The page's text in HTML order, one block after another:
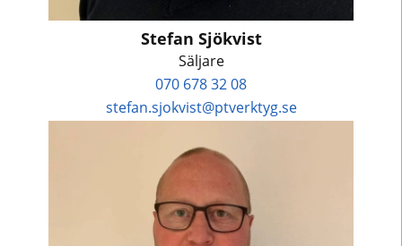
Stefan Sjökvist
Säljare
070 678 32 08
stefan.sjokvist@ptverktyg.se